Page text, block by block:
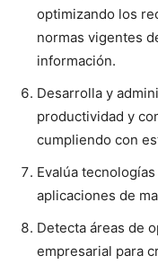
optimizando los
normas vigentes
información.
Desarrolla y
productividad y
cumpliendo con
Evalúa
aplicaciones de
Detecta áreas de
empresarial para